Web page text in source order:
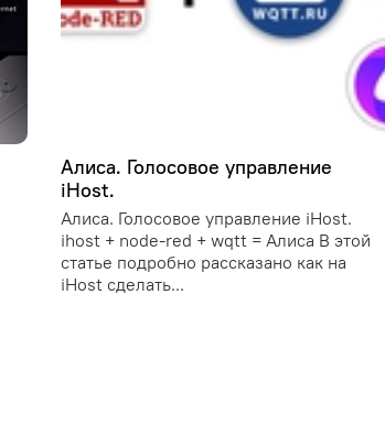
Алиса. Голосовое управление
iHost.
Алиса. Голосовое управление iHost.
ihost + node-red + wqtt = Алиса В этой
статье подробно рассказано как на
iHost сделать...